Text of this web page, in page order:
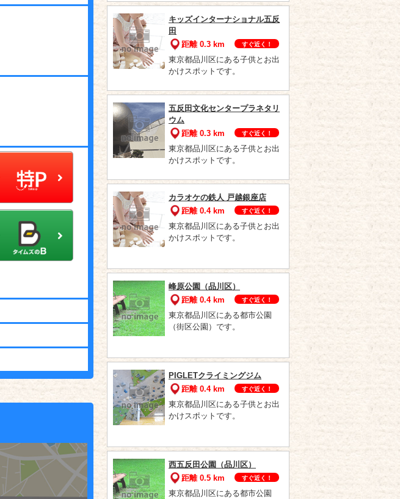
キッズインターナショナル五反
田
距離 0.3 km
すぐ近く！
東京都品川区にある子供とお出
かけスポットです。
五反田文化センタープラネタリ
ウム
距離 0.3 km
すぐ近く！
東京都品川区にある子供とお出
かけスポットです。
カラオケの鉄人 戸越銀座店
距離 0.4 km
すぐ近く！
東京都品川区にある子供とお出
かけスポットです。
峰原公園（品川区）
距離 0.4 km
すぐ近く！
東京都品川区にある都市公園
（街区公園）です。
PIGLETクライミングジム
距離 0.4 km
すぐ近く！
東京都品川区にある子供とお出
かけスポットです。
西五反田公園（品川区）
距離 0.5 km
すぐ近く！
東京都品川区にある都市公園